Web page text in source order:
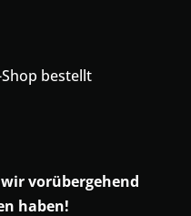
bestellt
vorübergehend
haben!